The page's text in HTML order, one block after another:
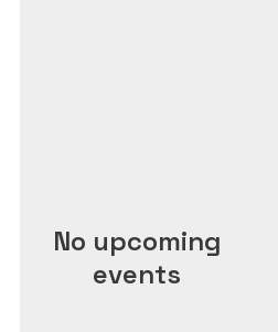
No upcoming
events